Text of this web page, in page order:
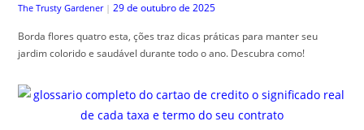
The Trusty Gardener | 29 de outubro de 2025
Borda flores quatro esta, ções traz dicas práticas para manter seu
jardim colorido e saudável durante todo o ano. Descubra como!